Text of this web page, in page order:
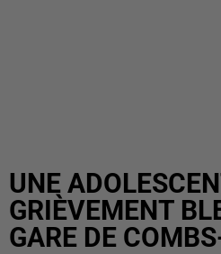
UNE
GRIÈVEMENT
GARE DE